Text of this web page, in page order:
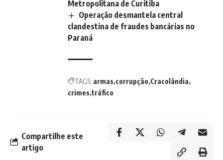
Metropolitana de Curitiba
Operação desmantela central
clandestina de fraudes bancárias no
Paraná
TAGS: armas corrupção Cracolândia
crimes tráfico
Compartilhe este
artigo